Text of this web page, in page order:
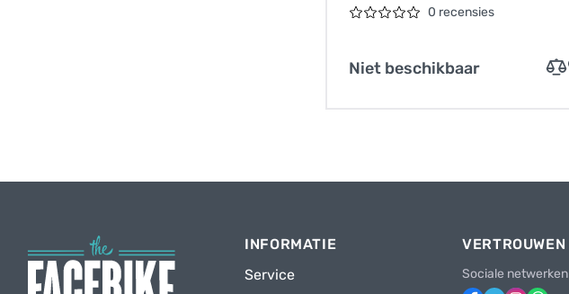
0 recensies
Niet beschikbaar
INFORMATIE
Service
VERTROUWEN
Sociale netwerken